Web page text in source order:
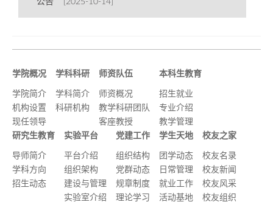
学院概况
学院简介
机构设置
现任领导
学科科研
学科简介
科研机构
师资队伍
师资概况
教学科研团队
客座教授
本科生教育
招生就业
专业介绍
教学管理
研究生教育
导师简介
学科方向
招生动态
实验平台
平台介绍
组织架构
建设与管理
实验室介绍
党建工作
组织结构
党群动态
规章制度
理论学习
学生天地
团学动态
日常管理
就业工作
活动基地
校友之家
校友名录
校友新闻
校友风采
校友组织